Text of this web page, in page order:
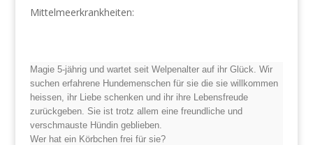
Mittelmeerkrankheiten:
Magie 5-jährig und wartet seit Welpenalter auf ihr Glück. Wir
suchen erfahrene Hundemenschen für sie die sie willkommen
heissen, ihr Liebe schenken und ihr ihre Lebensfreude
zurückgeben. Sie ist trotz allem eine freundliche und
verschmauste Hündin geblieben.
Wer hat ein Körbchen frei für sie?